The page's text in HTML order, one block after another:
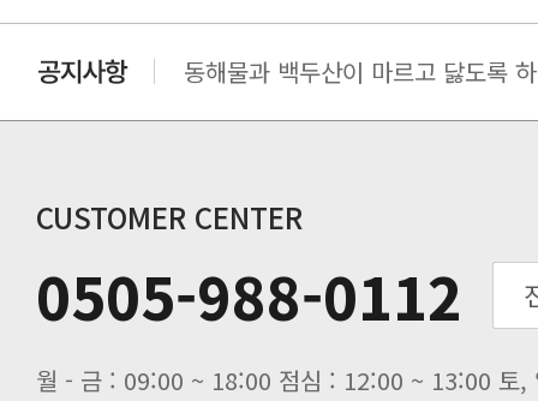
동해물과 백두산이 마르고 닳도록
CUSTOMER CENTER
0505-988-0112
월 - 금 : 09:00 ~ 18:00 점심 : 12:00 ~ 13:00 토,